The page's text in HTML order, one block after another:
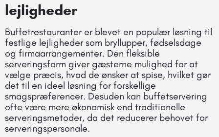
lejligheder
Buffetrestauranter er blevet en populær løsning til
festlige lejligheder som bryllupper, fødselsdage
og firmaarrangementer. Den fleksible
serveringsform giver gæsterne mulighed for at
vælge præcis, hvad de ønsker at spise, hvilket gør
det til en ideel løsning for forskellige
smagspræferencer. Desuden kan buffetservering
ofte være mere økonomisk end traditionelle
serveringsmetoder, da det reducerer behovet for
serveringspersonale.